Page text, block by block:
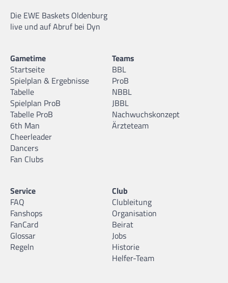
Die EWE Baskets Oldenburg
live und auf Abruf bei Dyn
Gametime
Startseite
Spielplan & Ergebnisse
Tabelle
Spielplan ProB
Tabelle ProB
6th Man
Cheerleader
Dancers
Fan Clubs
Teams
BBL
ProB
NBBL
JBBL
Nachwuchskonzept
Ärzteteam
Service
FAQ
Fanshops
FanCard
Glossar
Regeln
Club
Clubleitung
Organisation
Beirat
Jobs
Historie
Helfer-Team